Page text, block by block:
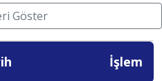
Göster
İşlem